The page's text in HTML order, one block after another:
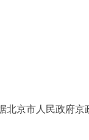
京市人民政府京